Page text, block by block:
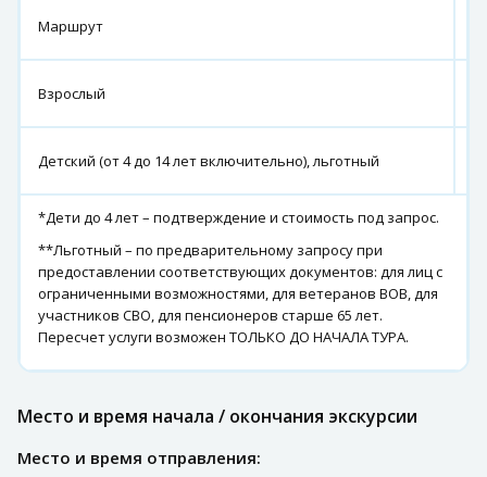
Маршрут
Взрослый
Детский (от 4 до 14 лет включительно), льготный
*Дети до 4 лет – подтверждение и стоимость под запрос.
**Льготный – по предварительному запросу при
предоставлении соответствующих документов: для лиц с
ограниченными возможностями, для ветеранов ВОВ, для
участников СВО, для пенсионеров старше 65 лет.
Пересчет услуги возможен ТОЛЬКО ДО НАЧАЛА ТУРА.
Место и время начала / окончания экскурсии
Место и время отправления: